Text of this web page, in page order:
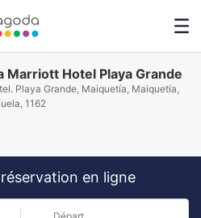
Marriott Hotel Playa Grande
Playa Grande, Maiquetía, Maiquetía,
1162
en ligne